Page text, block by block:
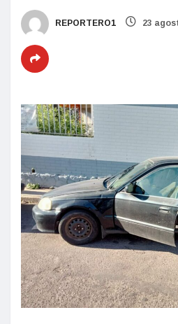
REPORTERO1 23